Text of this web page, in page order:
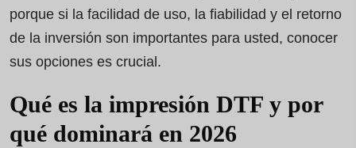
porque si la facilidad de uso, la fiabilidad y el retorno
de la inversión son importantes para usted, conocer
sus opciones es crucial.
Qué es la impresión DTF y por
qué dominará en 2026